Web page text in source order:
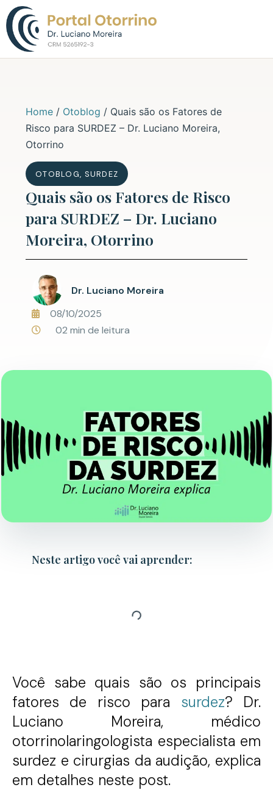
Home / Otoblog / Quais são os Fatores de
Risco para SURDEZ – Dr. Luciano Moreira,
Otorrino
OTOBLOG, SURDEZ
Quais são os Fatores de Risco
para SURDEZ – Dr. Luciano
Moreira, Otorrino
Dr. Luciano Moreira
08/10/2025
02 min de leitura
Neste artigo você vai aprender:
Você sabe quais são os principais
fatores de risco para surdez? Dr.
Luciano Moreira, médico
otorrinolaringologista especialista em
surdez e cirurgias da audição, explica
em detalhes neste post.